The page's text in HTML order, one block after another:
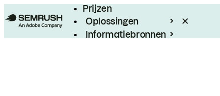
Prijzen
Oplossingen
Informatiebronnen